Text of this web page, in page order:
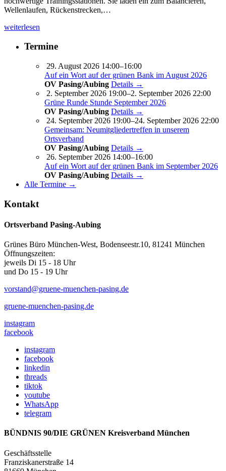
Wellenlaufen, Rückenstrecken,…
weiterlesen
Termine
29. August 2026 14:00–16:00
Auf ein Wort auf der grünen Bank im August 2026
OV Pasing/Aubing Details →
2. September 2026 19:00–2. September 2026 22:00
Grüne Runde Stunde September 2026
OV Pasing/Aubing Details →
24. September 2026 19:00–24. September 2026 22:00
Gemeinsam: Neumitgliedertreffen in unserem
Ortsverband
OV Pasing/Aubing Details →
26. September 2026 14:00–16:00
Auf ein Wort auf der grünen Bank im September 2026
OV Pasing/Aubing Details →
Alle Termine →
Kontakt
Ortsverband Pasing-Aubing
Grünes Büro München-West, Bodenseestr.10, 81241 München
Öffnungszeiten:
jeweils Di 15 - 18 Uhr
und Do 15 - 19 Uhr
vorstand@gruene-muenchen-pasing.de
gruene-muenchen-pasing.de
instagram
facebook
instagram
facebook
linkedin
threads
tiktok
youtube
WhatsApp
telegram
BÜNDNIS 90/DIE GRÜNEN Kreisverband München
Geschäftsstelle
Franziskanerstraße 14